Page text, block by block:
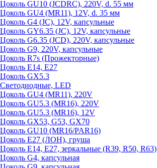
Цоколь GU10 (JCDRC), 220V, d. 55 мм
Цоколь GU4 (MR11), 12V, d. 35 мм
Цоколь G4 (JC), 12V, капсульные
Цоколь GY6.35 (JC), 12V, капсульные
Цоколь G6.35 (JCD), 220V, капсульные
Цоколь G9, 220V, капсульные
Цоколь R7s (Прожекторные)
Цоколь E14, E27
Цоколь GX5.3
Светодиодные, LED
Цоколь GU4 (MR11), 220V
Цоколь GU5.3 (MR16), 220V
Цоколь GU5.3 (MR16), 12V
Цоколь GX53, G53, GX70
Цоколь GU10 (MR16/PAR16)
Цоколь Е27 (ЛОН), груша
Цоколь Е14, Е27, зеркальные (R39, R50, R63)
Цоколь G4, капсульная